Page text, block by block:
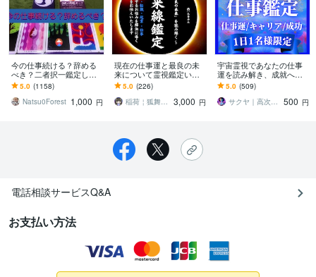
今の仕事続ける？辞める
べき？二者択一鑑定しま
す 鑑定歴２０年。神様カ
ードと霊視で鑑定～課
題・アドバイス付き
5.0 (1158)
Natsu0Forest 1,000 円
現在の仕事運と最良の未
来について霊視鑑定いた
します 現役祈祷師が今後
の仕事人生が上手くいく
為の秘訣をお伝えします
5.0 (226)
稲荷￤狐舞神社
3,000 円
宇宙霊視であなたの仕事
運を読み解き、成就へ導
きます 宇宙霊視で仕事鑑
定 | 仕事運アップ&キャリ
ア成功へ導きます
5.0 (509)
サクヤ｜高次元スピリット
500 円
電話相談サービスQ&A
お支払い方法